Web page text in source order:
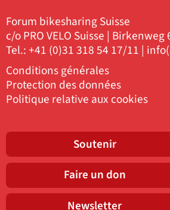
Forum bikesharing Suisse
c/o PRO VELO Suisse |
Tel.: +41 (0)31 318 54 17/11 |
Conditions générales
Protection des données
Politique relative aux cookies
Soutenir
Faire un don
Newsletter